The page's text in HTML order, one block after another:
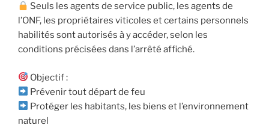
Seuls les agents de service public, les agents de
l’ONF, les propriétaires viticoles et certains personnels
habilités sont autorisés à y accéder, selon les
conditions précisées dans l’arrêté affiché.
Objectif :
Prévenir tout départ de feu
Protéger les habitants, les biens et l’environnement
naturel